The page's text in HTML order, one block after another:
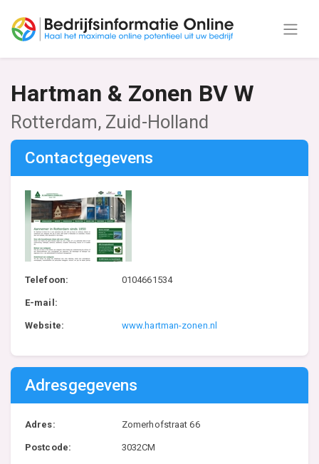
Hartman & Zonen BV W
Rotterdam, Zuid-Holland
Contactgegevens
Telefoon: 0104661534
E-mail:
Website: www.hartman-zonen.nl
Adresgegevens
Adres: Zomerhofstraat 66
Postcode: 3032CM